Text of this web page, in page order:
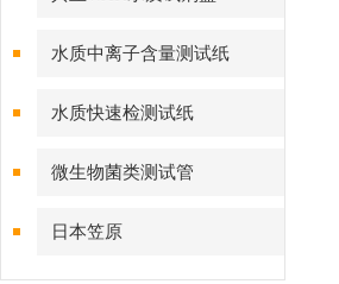
水质中离子含量测试纸
水质快速检测试纸
微生物菌类测试管
日本笠原